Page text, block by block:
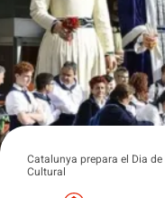
Catalunya prepara el Dia
Cultural